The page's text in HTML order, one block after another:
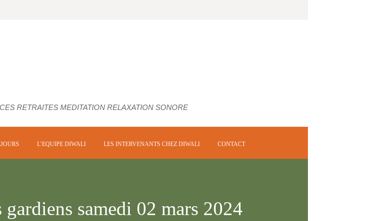
RETRAITES MEDITATION RELAXATION SONORE
L’EQUIPE DIWALI LES INTERVENANTS CHEZ DIWALI CONTACT
samedi 02 mars 2024